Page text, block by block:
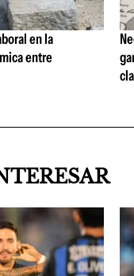
en la
entre